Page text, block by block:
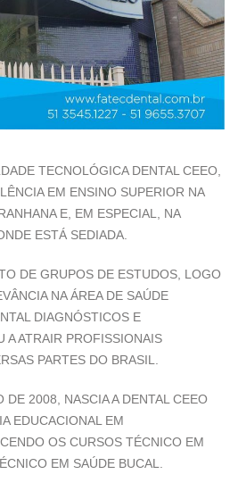
TECNOLÓGICA DENTAL CEEO,
EM ENSINO SUPERIOR NA
E, EM ESPECIAL, NA
ESTÁ SEDIADA.
DE GRUPOS DE ESTUDOS, LOGO
NA ÁREA DE SAÚDE
DIAGNÓSTICOS E
A ATRAIR PROFISSIONAIS
PARTES DO BRASIL.
2008, NASCIA A DENTAL CEEO
EDUCACIONAL EM
OS CURSOS TÉCNICO EM
EM SAÚDE BUCAL.